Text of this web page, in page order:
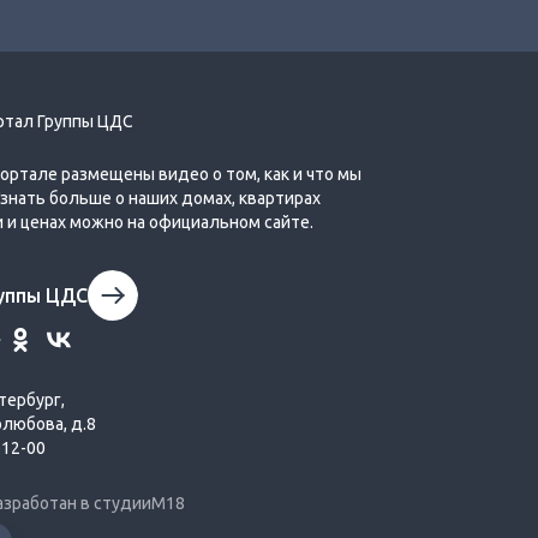
Группы ЦДС
размещены видео о том, как и что мы
больше о наших домах, квартирах
и ценах можно на официальном сайте.
ЦДС
д.8
00
в студииМ18